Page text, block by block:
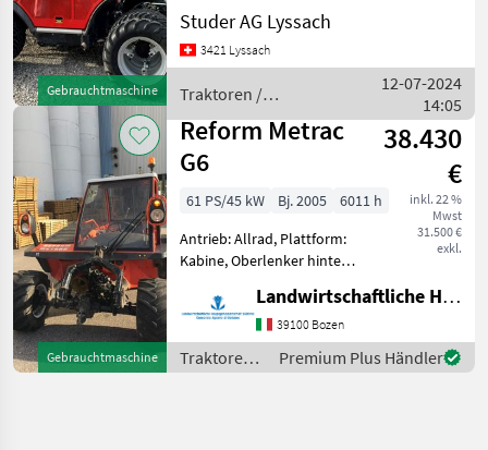
Gebrauchtmaschine
Höchstgeschwindigkeit in
km/h: 40 km/h, Aufladung:
Turbolader, Fronthydraulik,
Klimaanlage, Luftsitz, 4-Rad
Bremse, hydrau
Studer AG Lyssach
3421 Lyssach
Traktoren /
Reform
12-07-2024
14:05
Gebrauchtmaschine
Reform Metrac
G6
38.430
€
inkl. 22 %
Mwst
31.500 €
exkl.
61 PS/45 kW Bj. 2005
6011 h
Antrieb: Allrad, Plattform:
Kabine, Oberlenker hinten:
Anhängevorrichtung:
manuell, Fronthydraulik,
Frontzapfwelle Die
landwirtschaftliche
Landwirtschaftliche Hauptgen. Südtirol
39100 Bozen
Traktoren /
Reform
Premium Plus Händler